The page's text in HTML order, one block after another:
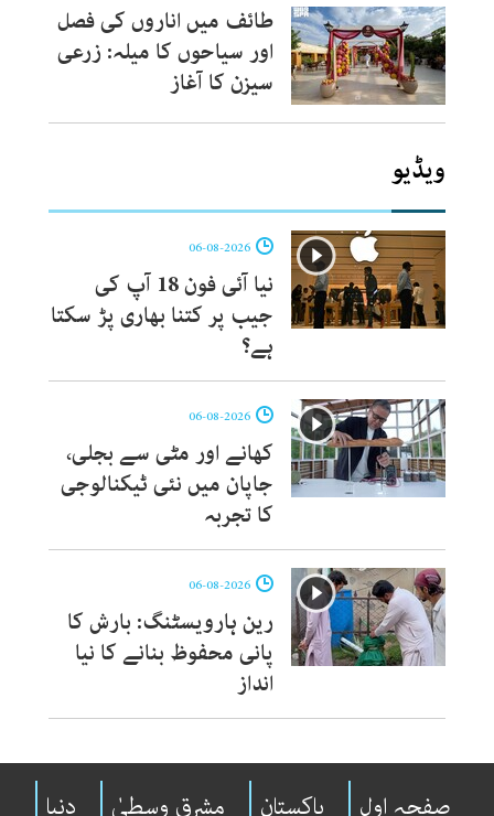
طائف میں اناروں کی فصل
اور سیاحوں کا میلہ: زرعی
سیزن کا آغاز
ویڈیو
نیا آئی فون 18 آپ کی
جیب پر کتنا بھاری پڑ سکتا
ہے؟
کھانے اور مٹی سے بجلی،
جاپان میں نئی ٹیکنالوجی
کا تجربہ
رین ہارویسٹنگ: بارش کا
پانی محفوظ بنانے کا نیا
انداز
صفحہ اول پاکستان مشرقِ وسطیٰ دنیا